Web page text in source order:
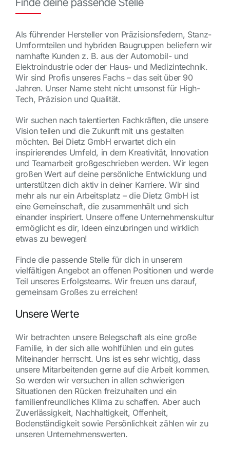
Als führender Hersteller von Präzisionsfedern, Stanz-
Umformteilen und hybriden Baugruppen beliefern wir
namhafte Kunden z. B. aus der Automobil- und
Elektroindustrie oder der Haus- und Medizintechnik.
Wir sind Profis unseres Fachs – das seit über 90
Jahren. Unser Name steht nicht umsonst für High-
Tech, Präzision und Qualität.
Wir suchen nach talentierten Fachkräften, die unsere
Vision teilen und die Zukunft mit uns gestalten
möchten. Bei Dietz GmbH erwartet dich ein
inspirierendes Umfeld, in dem Kreativität, Innovation
und Teamarbeit großgeschrieben werden. Wir legen
großen Wert auf deine persönliche Entwicklung und
unterstützen dich aktiv in deiner Karriere. Wir sind
mehr als nur ein Arbeitsplatz – die Dietz GmbH ist
eine Gemeinschaft, die zusammenhält und sich
einander inspiriert. Unsere offene Unternehmenskultur
ermöglicht es dir, Ideen einzubringen und wirklich
etwas zu bewegen!
Finde die passende Stelle für dich in unserem
vielfältigen Angebot an offenen Positionen und werde
Teil unseres Erfolgsteams. Wir freuen uns darauf,
gemeinsam Großes zu erreichen!
Unsere Werte
Wir betrachten unsere Belegschaft als eine große
Familie, in der sich alle wohlfühlen und ein gutes
Miteinander herrscht. Uns ist es sehr wichtig, dass
unsere Mitarbeitenden gerne auf die Arbeit kommen.
So werden wir versuchen in allen schwierigen
Situationen den Rücken freizuhalten und ein
familienfreundliches Klima zu schaffen. Aber auch
Zuverlässigkeit, Nachhaltigkeit, Offenheit,
Bodenständigkeit sowie Persönlichkeit zählen wir zu
unseren Unternehmenswerten.